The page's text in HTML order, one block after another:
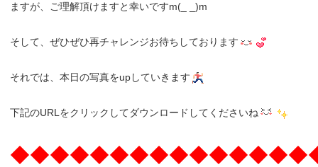
ますが、ご理解頂けますと幸いですm(_ _)m
そして、ぜひぜひ再チャレンジお待ちしております
それでは、本日の写真をupしていきます
下記のURLをクリックしてダウンロードしてくださいね